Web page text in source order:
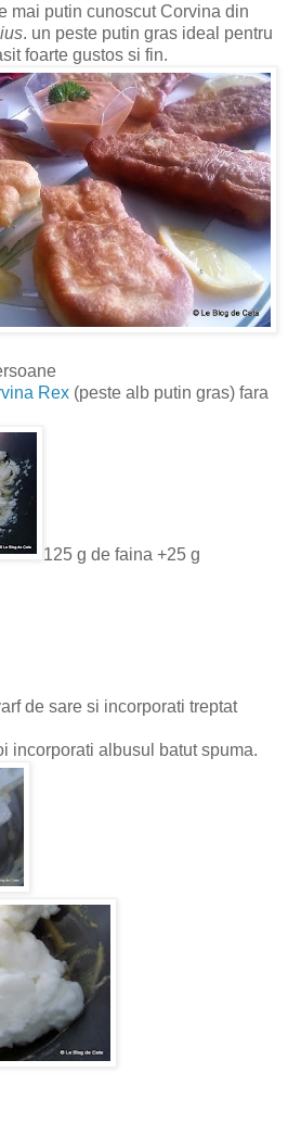
mai putin cunoscut Corvina din
. un peste putin gras ideal pentru
foarte gustos si fin.
Rex (peste alb putin gras) fara
125 g de faina +25 g
de sare si incorporati treptat
incorporati albusul batut spuma.